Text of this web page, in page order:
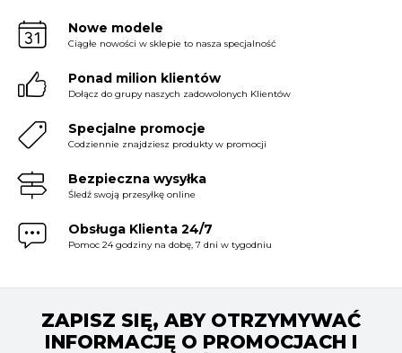
Nowe modele
Ciągłe nowości w sklepie to nasza specjalność
Ponad milion klientów
Dołącz do grupy naszych zadowolonych Klientów
Specjalne promocje
Codziennie znajdziesz produkty w promocji
Bezpieczna wysyłka
Śledź swoją przesyłkę online
Obsługa Klienta 24/7
Pomoc 24 godziny na dobę, 7 dni w tygodniu
ZAPISZ SIĘ, ABY OTRZYMYWAĆ
INFORMACJĘ O PROMOCJACH I